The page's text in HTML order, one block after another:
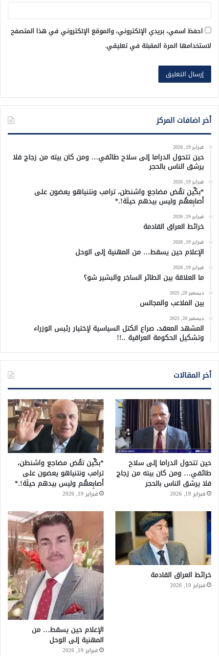
احفظ اسمي، بريدي الإلكتروني، والموقع الإلكتروني في هذا المتصفح
لاستخدامها المرة المقبلة في تعليقي.
أخر اضافات المركز
فبراير 19, 2026
حين تتحول الدراما إلى سلاح طائفي… ومن كان بيته من زجاج فلا
يرشق الناس بالحجر
فبراير 19, 2026
*بكِّين تقُض مضاجع واشنطن، ترامب ونتنياهو يعضون على
أصابِعهُم وليس بيدهم حيلَة!.*
فبراير 19, 2026
خرائط العراق القادمة
فبراير 19, 2026
الإعلام حين يسقط… من المهنية إلى الوحل
فبراير 19, 2026
ما العلاقة بين الطائر الساخر والبشير شو؟
ديسمبر 20, 2025
بين الملاعب والمجالس
ديسمبر 20, 2025
المشهد المعقد، صراع الكتل السياسية لإختيار رئيس الوزراء
وتشكيل الحكومة العراقية ..!!
أخر المقالات
حين تتحول الدراما إلى سلاح
طائفي… ومن كان بيته من زجاج
فلا يرشق الناس بالحجر
فبراير 19, 2026
*بكِّين تقُض مضاجع واشنطن،
ترامب ونتنياهو يعضون على
أصابِعهُم وليس بيدهم حيلَة!.*
فبراير 19, 2026
خرائط العراق القادمة
فبراير 19, 2026
الإعلام حين يسقط… من
المهنية إلى الوحل
فبراير 19, 2026